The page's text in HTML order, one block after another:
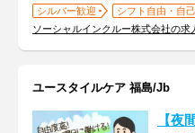
シルバー歓迎
シフト自由・自
ソーシャルインクルー株式会社の求
ユースタイルケア 福島/Jb
【夜